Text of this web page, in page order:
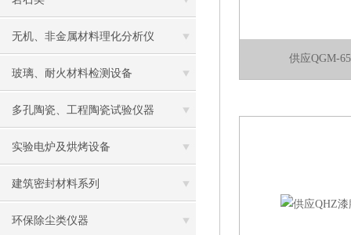
无机、非金属材料理化分析仪
玻璃、耐火材料检测设备
多孔陶瓷、工程陶瓷试验仪器
实验电炉及烘烤设备
建筑密封材料系列
环保除尘类仪器
供应QGM-